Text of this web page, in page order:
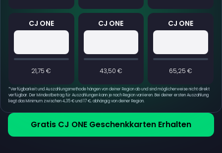
Gratis CJ ONE Geschenkkarten Erhalten
CJ ONE
21,75 €
CJ ONE
43,50 €
CJ ONE
65,25 €
*Verfügbarkeit und Auszahlungsmethode hängen von deiner Region ab und sind möglicherweise nicht direkt
verfügbar. Der Mindestbetrag für Auszahlungen kann je nach Region variieren. Bei deiner ersten Auszahlung
liegt das Minimum zwischen 4,35 € und 17 €, abhängig von deiner Region.